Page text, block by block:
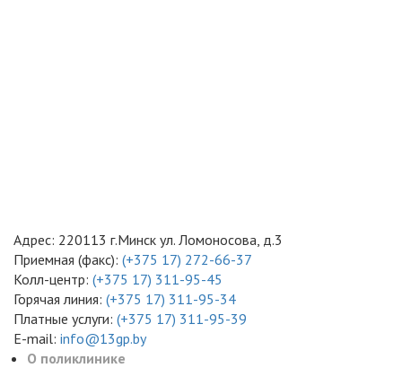
Адрес: 220113 г.Минск ул. Ломоносова, д.3
Приемная (факс): (+375 17) 272-66-37
Колл-центр: (+375 17) 311-95-45
Горячая линия: (+375 17) 311-95-34
Платные услуги: (+375 17) 311-95-39
E-mail: info@13gp.by
О поликлинике